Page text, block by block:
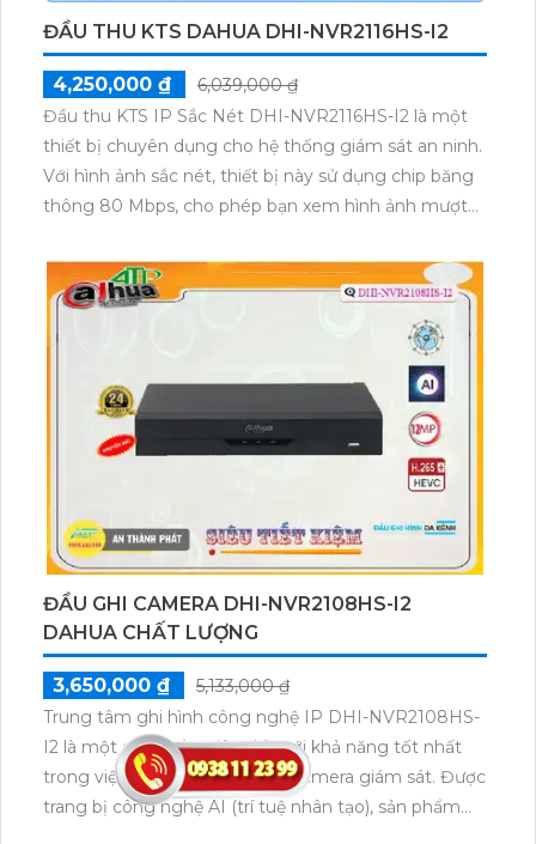
ĐẦU THU KTS DAHUA DHI-NVR2116HS-I2
4,250,000 ₫
6,039,000 ₫
Đầu thu KTS IP Sắc Nét DHI-NVR2116HS-I2 là một
thiết bị chuyên dụng cho hệ thống giám sát an ninh.
Với hình ảnh sắc nét, thiết bị này sử dụng chip băng
thông 80 Mbps, cho phép bạn xem hình ảnh mượt
giải lên đến 12 MP, cho hình ảnh rõ nét đến từng chi
tiết. Bên cạnh đó, việc giám sát qua điện thoại cũng
trở nên nhanh chóng và dễ dàng hơn bao giờ hết.
Đầu thu này còn hỗ trợ nhiều chuẩn nén video, bao
gồm H.265+/H.265/H.264+/H.264, đảm bảo tính
tương thích và linh hoạt khi sử dụng với các thiết bị
khác. Hơn nữa, thiết bị còn hỗ trợ công nghệ ONVIF,
giúp tích hợp và kết nối với các thiết bị khác dễ dàng
ĐẦU GHI CAMERA DHI-NVR2108HS-I2
DAHUA CHẤT LƯỢNG
3,650,000 ₫
5,133,000 ₫
Trung tâm ghi hình công nghệ IP DHI-NVR2108HS-
I2 là một sản phẩm tiên tiến với khả năng tốt nhất
trong việc ghi hình và quản lý camera giám sát. Được
trang bị công nghệ AI (trí tuệ nhân tạo), sản phẩm